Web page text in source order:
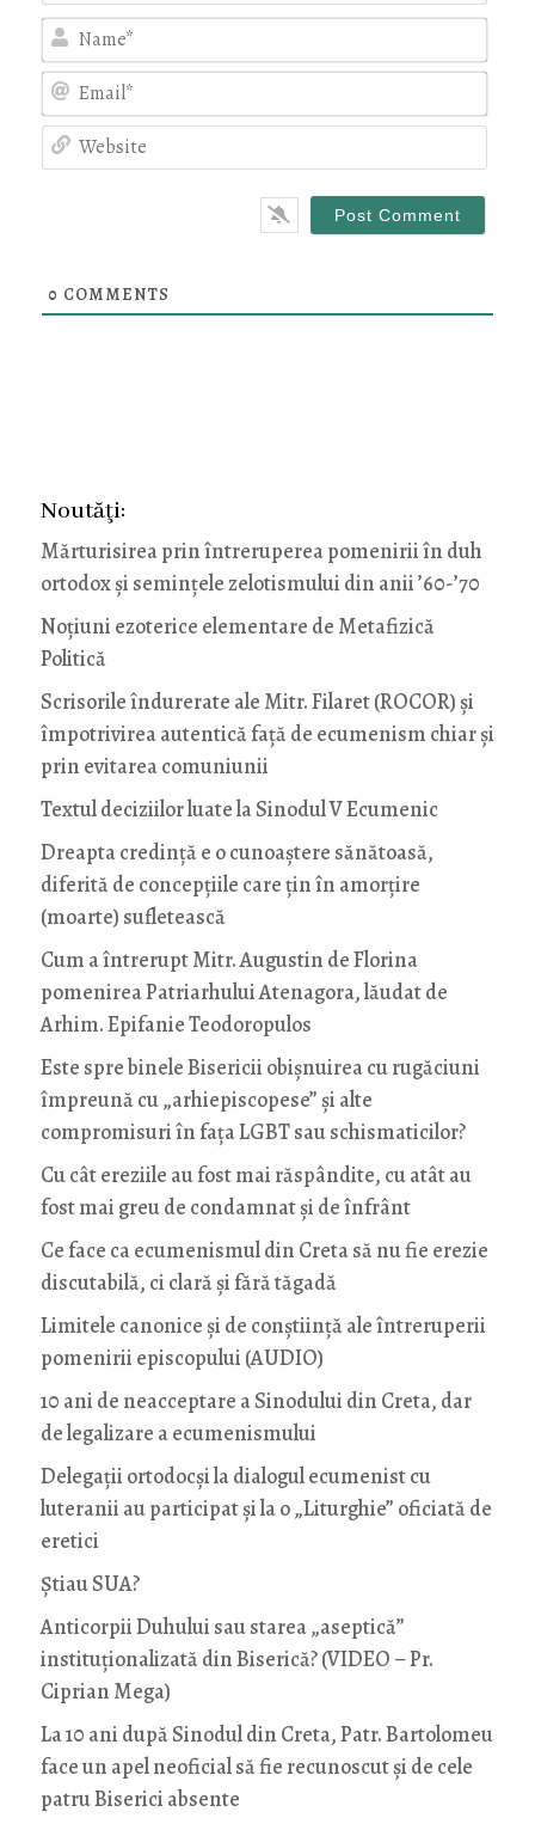
0 COMMENTS
Noutăţi:
Mărturisirea prin întreruperea pomenirii în duh
ortodox și semințele zelotismului din anii ’60-’70
Noţiuni ezoterice elementare de Metafizică
Politică
Scrisorile îndurerate ale Mitr. Filaret (ROCOR) și
împotrivirea autentică față de ecumenism chiar și
prin evitarea comuniunii
Textul deciziilor luate la Sinodul V Ecumenic
Dreapta credință e o cunoaștere sănătoasă,
diferită de concepțiile care țin în amorțire
(moarte) sufletească
Cum a întrerupt Mitr. Augustin de Florina
pomenirea Patriarhului Atenagora, lăudat de
Arhim. Epifanie Teodoropulos
Este spre binele Bisericii obișnuirea cu rugăciuni
împreună cu „arhiepiscopese” și alte
compromisuri în fața LGBT sau schismaticilor?
Cu cât ereziile au fost mai răspândite, cu atât au
fost mai greu de condamnat și de înfrânt
Ce face ca ecumenismul din Creta să nu fie erezie
discutabilă, ci clară și fără tăgadă
Limitele canonice și de conștiință ale întreruperii
pomenirii episcopului (AUDIO)
10 ani de neacceptare a Sinodului din Creta, dar
de legalizare a ecumenismului
Delegații ortodocși la dialogul ecumenist cu
luteranii au participat și la o „Liturghie” oficiată de
eretici
Știau SUA?
Anticorpii Duhului sau starea „aseptică”
instituționalizată din Biserică? (VIDEO – Pr.
Ciprian Mega)
La 10 ani după Sinodul din Creta, Patr. Bartolomeu
face un apel neoficial să fie recunoscut și de cele
patru Biserici absente